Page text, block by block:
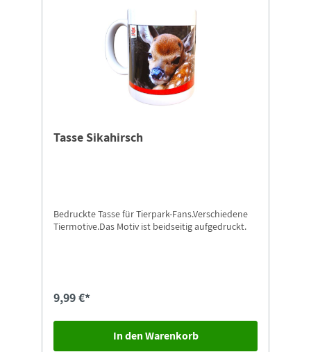
Tasse Sikahirsch
Bedruckte Tasse für Tierpark-Fans.Verschiedene
Tiermotive.Das Motiv ist beidseitig aufgedruckt.
9,99 €*
In den Warenkorb